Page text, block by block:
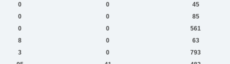
0 0 45
0 0 85
0 0 561
8 0 63
3 0 793